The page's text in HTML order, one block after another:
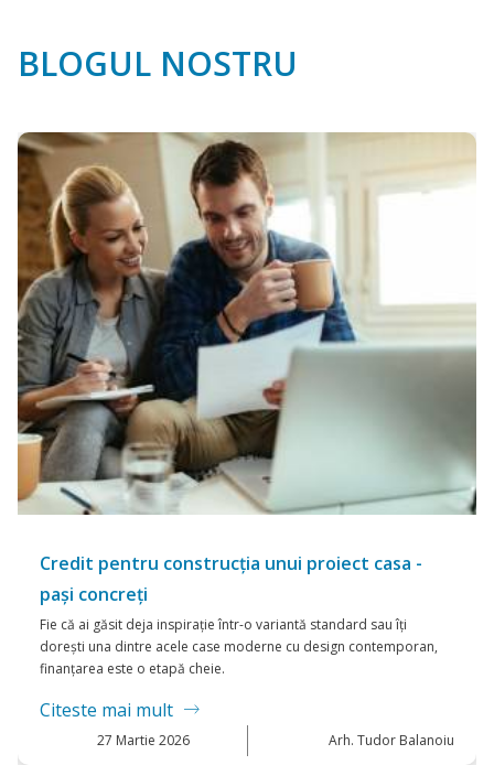
BLOGUL NOSTRU
Credit pentru construcția unui proiect casa -
pași concreți
Fie că ai găsit deja inspirație într-o variantă standard sau îți
dorești una dintre acele case moderne cu design contemporan,
finanțarea este o etapă cheie.
Citeste mai mult
27 Martie 2026 Arh. Tudor Balanoiu